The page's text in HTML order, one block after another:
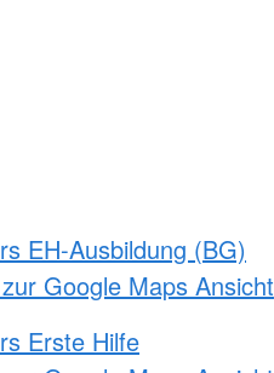
EH-Ausbildung (BG)
Google Maps Ansicht
Erste Hilfe